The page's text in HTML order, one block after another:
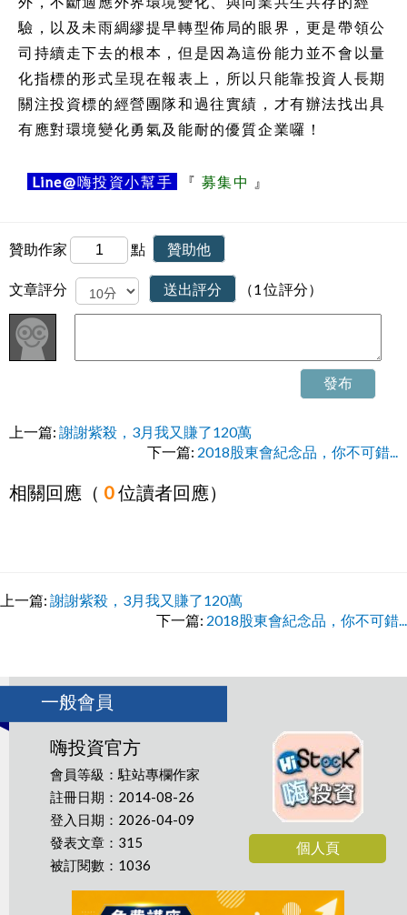
驗，以及未雨綢繆提早轉型佈局的眼界，更是帶領公
司持續走下去的根本，但是因為這份能力並不會以量
化指標的形式呈現在報表上，所以只能靠投資人長期
關注投資標的經營團隊和過往實績，才有辦法找出具
有應對環境變化勇氣及能耐的優質企業囉！
Line@嗨投資小幫手 『 募集中 』
贊助作家 點 贊助他
文章評分 送出評分 （1 位評分）
發布
上一篇: 謝謝紫殺，3月我又賺了120萬
下一篇: 2018股東會紀念品，你不可錯...
相關回應（ 0位讀者回應）
上一篇: 謝謝紫殺，3月我又賺了120萬
下一篇: 2018股東會紀念品，你不可錯...
一般會員
嗨投資官方
會員等級：駐站專欄作家
註冊日期：2014-08-26
登入日期：2026-04-09
發表文章：315
被訂閱數：1036
個人頁